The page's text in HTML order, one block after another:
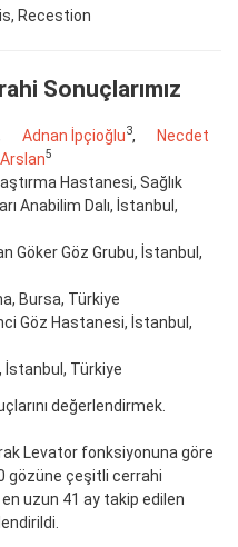
Recestion
Sonuçlarımız
Adnan İpçioğlu3,
Necdet
5
Hastanesi, Sağlık
Anabilim Dalı, İstanbul,
Göker Göz Grubu, İstanbul,
Bursa, Türkiye
Göz Hastanesi, İstanbul,
İstanbul, Türkiye
değerlendirmek.
Levator fonksiyonuna göre
gözüne çeşitli cerrahi
uzun 41 ay takip edilen